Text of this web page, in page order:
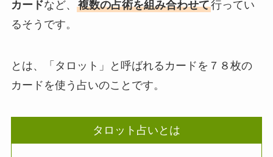
カードなど、 複数の占術を組み合わせて行ってい
るそうです。
とは、「タロット」と呼ばれるカードを７８枚の
カードを使う占いのことです。
タロット占いとは